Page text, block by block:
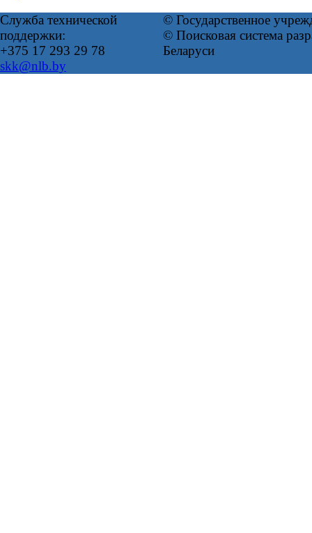
Служба технической
поддержки:
+375 17 293 29 78
skk@nlb.by
© Государственное
© Поисковая система
Беларуси